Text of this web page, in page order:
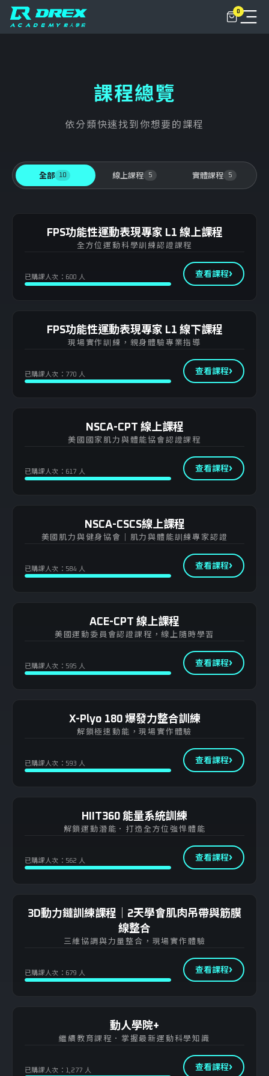
0
課程總覽
FPS L1 功能性運動表現專家
3D 動力鏈
X-Plyo 180 爆發力整合訓練
FPS L2 功能性運動表現專家
線上課程
NSCA-CSCS 肌力與體能教練認證
FPS L1 功能性運動表現專家（線上）
動人學堂
登入
課程總覽
依分類快速找到你想要的課程
全部 10 線上課程 5 實體課程 5
FPS功能性運動表現專家 L1 線上課程
全方位運動科學訓練認證課程
已購課人次：600 人 查看課程
FPS功能性運動表現專家 L1 線下課程
現場實作訓練，親身體驗專業指導
已購課人次：770 人 查看課程
NSCA-CPT 線上課程
美國國家肌力與體能協會認證課程
已購課人次：617 人 查看課程
NSCA-CSCS線上課程
美國肌力與健身協會｜肌力與體能訓練專家認證
已購課人次：584 人 查看課程
ACE-CPT 線上課程
美國運動委員會認證課程，線上隨時學習
已購課人次：595 人 查看課程
X-Plyo 180 爆發力整合訓練
解鎖極速動能，現場實作體驗
已購課人次：593 人 查看課程
HIIT360 能量系統訓練
解鎖運動潛能．打造全方位強悍體能
已購課人次：562 人 查看課程
3D動力鏈訓練課程｜2天學會肌肉吊帶與筋膜
線整合
三維協調與力量整合，現場實作體驗
已購課人次：679 人 查看課程
動人學院+
繼續教育課程．掌握最新運動科學知識
已購課人次：1,277 人 查看課程